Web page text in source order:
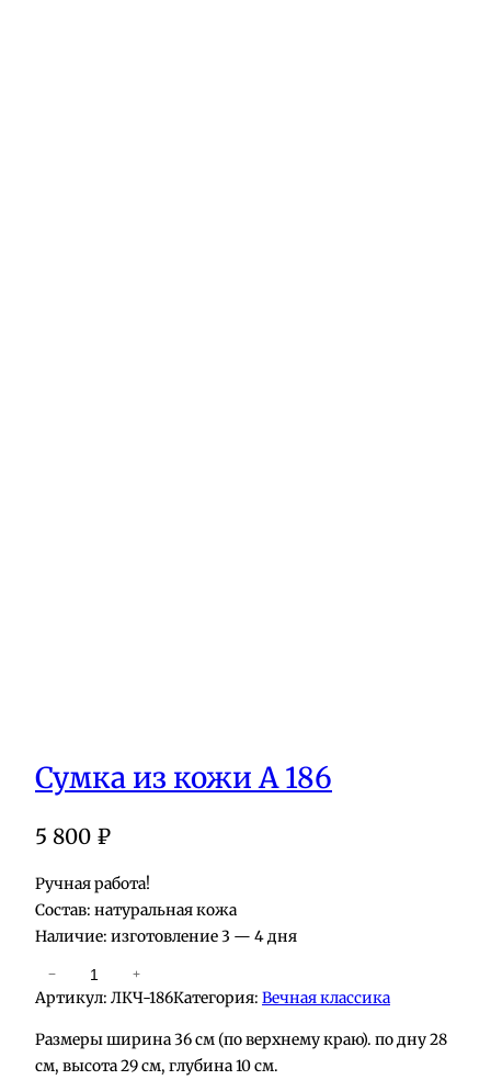
Сумка из кожи А 186
5 800 ₽
Ручная работа!
Состав: натуральная кожа
Наличие: изготовление 3 — 4 дня
о
л
− +
Артикул: ЛКЧ-186Категория: Вечная классика
Размеры ширина 36 см (по верхнему краю). по дну 28
см, высота 29 см, глубина 10 см.